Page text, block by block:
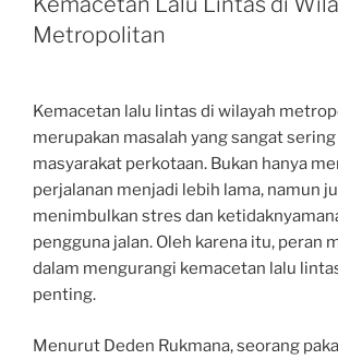
Metropolitan
Kemacetan lalu lintas di wilayah
merupakan masalah yang sangat
masyarakat perkotaan. Bukan hanya
perjalanan menjadi lebih lama, namun
menimbulkan stres dan
pengguna jalan. Oleh karena itu, peran
dalam mengurangi kemacetan lalu
penting.
Menurut Deden Rukmana, seorang